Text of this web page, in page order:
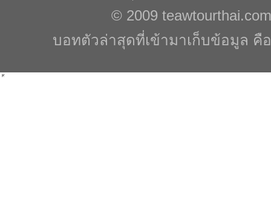
© 2009 teawtourthai.com
บอทตัวล่าสุดที่เข้ามาเก็บข้อมูล คือ